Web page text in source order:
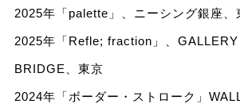
2025年「palette」、ニーシング銀座、
2025年「Refle; fraction」、
BRIDGE、東京
2024年「ボーダー・ストローク」